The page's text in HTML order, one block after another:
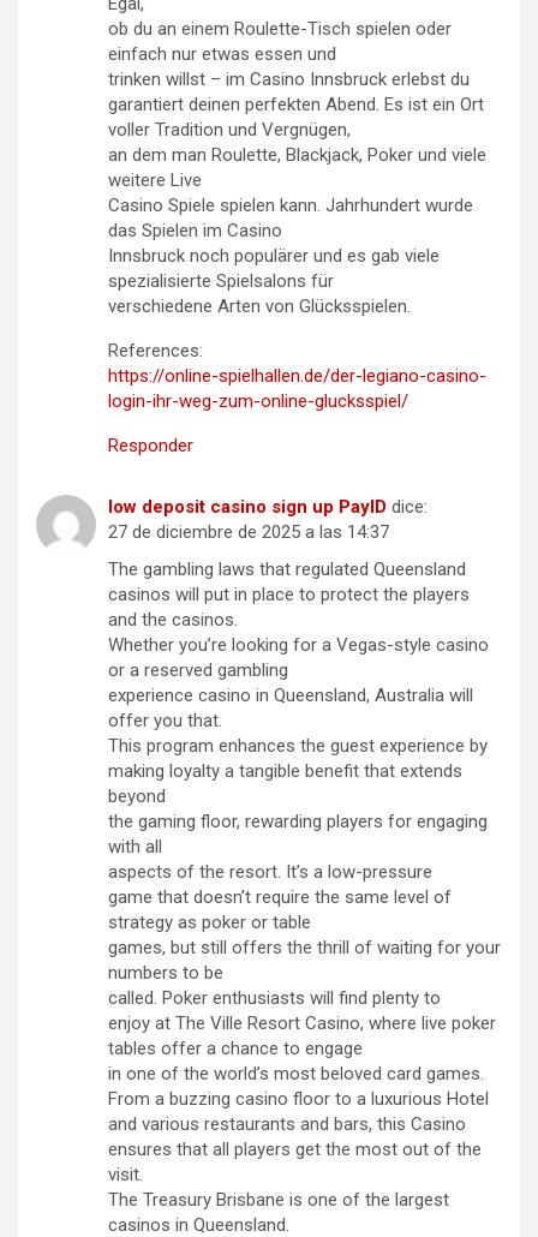
ob du an einem Roulette-Tisch spielen oder
einfach nur etwas essen und
trinken willst – im Casino Innsbruck erlebst du
garantiert deinen perfekten Abend. Es ist ein Ort
voller Tradition und Vergnügen,
an dem man Roulette, Blackjack, Poker und viele
weitere Live
Casino Spiele spielen kann. Jahrhundert wurde
das Spielen im Casino
Innsbruck noch populärer und es gab viele
spezialisierte Spielsalons für
verschiedene Arten von Glücksspielen.
References:
https://online-spielhallen.de/der-legiano-casino-
login-ihr-weg-zum-online-glucksspiel/
Responder
low deposit casino sign up PayID dice:
27 de diciembre de 2025 a las 14:37
The gambling laws that regulated Queensland
casinos will put in place to protect the players
and the casinos.
Whether you’re looking for a Vegas-style casino
or a reserved gambling
experience casino in Queensland, Australia will
offer you that.
This program enhances the guest experience by
making loyalty a tangible benefit that extends
beyond
the gaming floor, rewarding players for engaging
with all
aspects of the resort. It’s a low-pressure
game that doesn’t require the same level of
strategy as poker or table
games, but still offers the thrill of waiting for your
numbers to be
called. Poker enthusiasts will find plenty to
enjoy at The Ville Resort Casino, where live poker
tables offer a chance to engage
in one of the world’s most beloved card games.
From a buzzing casino floor to a luxurious Hotel
and various restaurants and bars, this Casino
ensures that all players get the most out of the
visit.
The Treasury Brisbane is one of the largest
casinos in Queensland.